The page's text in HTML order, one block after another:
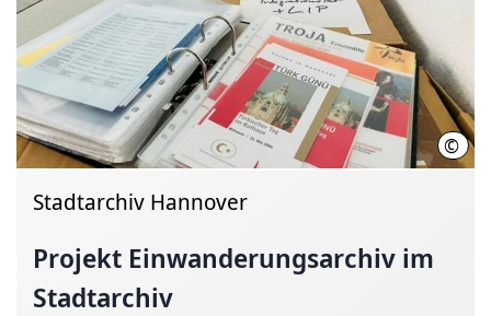
©
Stadtarchiv Hannover
Projekt Einwanderungsarchiv im
Stadtarchiv